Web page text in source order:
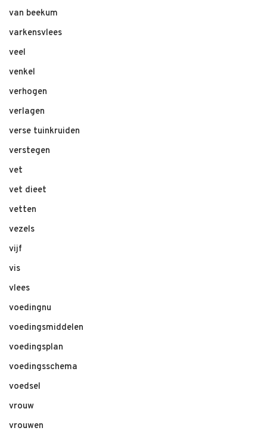
van beekum
varkensvlees
veel
venkel
verhogen
verlagen
verse tuinkruiden
verstegen
vet
vet dieet
vetten
vezels
vijf
vis
vlees
voedingnu
voedingsmiddelen
voedingsplan
voedingsschema
voedsel
vrouw
vrouwen